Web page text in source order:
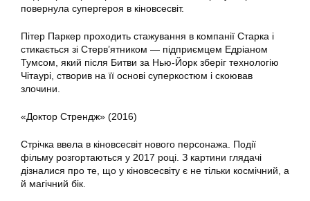
повернула супергероя в кіновсесвіт.
Пітер Паркер проходить стажування в компанії Старка і
стикається зі Стерв’ятником — підприємцем Едріаном
Тумсом, який після Битви за Нью-Йорк зберіг технологію
Чітаурі, створив на її основі суперкостюм і скоював
злочини.
«Доктор Стрендж» (2016)
Стрічка ввела в кіновсесвіт нового персонажа. Події
фільму розгортаються у 2017 році. З картини глядачі
дізналися про те, що у кіновсесвіту є не тільки космічний, а
й магічний бік.